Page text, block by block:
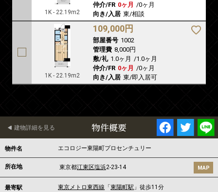
1K - 22.19m2
仲介/FR 0ヶ月 /0ヶ月
向き/入居 東/相談
1K - 22.19m2
109,000円
部屋番号 1002
管理費 8,000円
敷/礼 1.0ヶ月 /1.0ヶ月
仲介/FR 0ヶ月 /0ヶ月
向き/入居 東/即入居可
物件概要
建物詳細を見る
物件名 エコロジー東陽町プロセンチュリー
所在地 東京都江東区塩浜2-23-14 MAP
最寄駅 東京メトロ東西線 「東陽町駅 」徒歩11分